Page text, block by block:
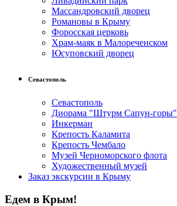
Массандровский дворец
Романовы в Крыму
Форосская церковь
Храм-маяк в Малореченском
Юсуповский дворец
Севастополь
Севастополь
Диорама "Штурм Сапун-горы"
Инкерман
Крепость Каламита
Крепость Чембало
Музей Черноморского флота
Художественный музей
Заказ экскурсии в Крыму
Едем в Крым!